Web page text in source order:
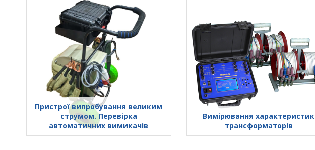
Пристрої випробування великим
cтрумом. Перевірка
автоматичних вимикачів
Вимірювання характеристик
трансформаторів